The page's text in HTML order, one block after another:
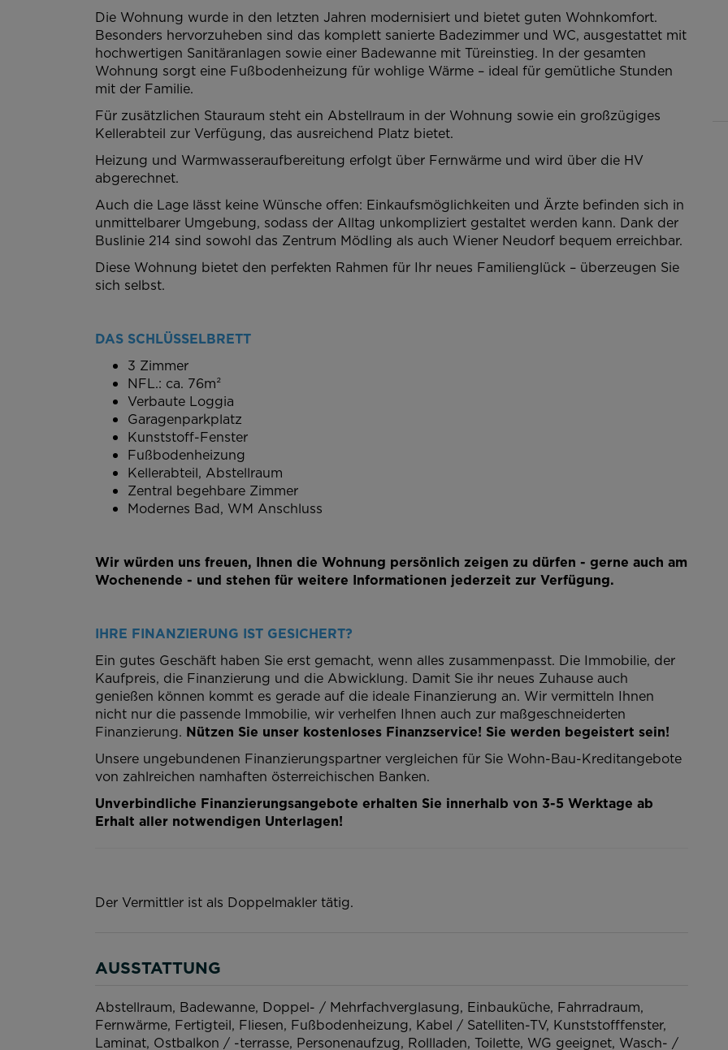
Die Wohnung wurde in den letzten Jahren modernisiert und bietet guten Wohnkomfort.
Besonders hervorzuheben sind das komplett sanierte Badezimmer und WC, ausgestattet mit
hochwertigen Sanitäranlagen sowie einer Badewanne mit Türeinstieg. In der gesamten
Wohnung sorgt eine Fußbodenheizung für wohlige Wärme – ideal für gemütliche Stunden
mit der Familie.
Für zusätzlichen Stauraum steht ein Abstellraum in der Wohnung sowie ein großzügiges
Kellerabteil zur Verfügung, das ausreichend Platz bietet.
Heizung und Warmwasseraufbereitung erfolgt über Fernwärme und wird über die HV
abgerechnet.
Auch die Lage lässt keine Wünsche offen: Einkaufsmöglichkeiten und Ärzte befinden sich in
unmittelbarer Umgebung, sodass der Alltag unkompliziert gestaltet werden kann. Dank der
Buslinie 214 sind sowohl das Zentrum Mödling als auch Wiener Neudorf bequem erreichbar.
Diese Wohnung bietet den perfekten Rahmen für Ihr neues Familienglück – überzeugen Sie
sich selbst.
DAS SCHLÜSSELBRETT
3 Zimmer
NFL.: ca. 76m²
Verbaute Loggia
Garagenparkplatz
Kunststoff-Fenster
Fußbodenheizung
Kellerabteil, Abstellraum
Zentral begehbare Zimmer
Modernes Bad, WM Anschluss
Wir würden uns freuen, Ihnen die Wohnung persönlich zeigen zu dürfen - gerne auch am
Wochenende - und stehen für weitere Informationen jederzeit zur Verfügung.
IHRE FINANZIERUNG IST GESICHERT?
Ein gutes Geschäft haben Sie erst gemacht, wenn alles zusammenpasst. Die Immobilie, der
Kaufpreis, die Finanzierung und die Abwicklung. Damit Sie ihr neues Zuhause auch
genießen können kommt es gerade auf die ideale Finanzierung an. Wir vermitteln Ihnen
nicht nur die passende Immobilie, wir verhelfen Ihnen auch zur maßgeschneiderten
Finanzierung. Nützen Sie unser kostenloses Finanzservice! Sie werden begeistert sein!
Unsere ungebundenen Finanzierungspartner vergleichen für Sie Wohn-Bau-Kreditangebote
von zahlreichen namhaften österreichischen Banken.
Unverbindliche Finanzierungsangebote erhalten Sie innerhalb von 3-5 Werktage ab
Erhalt aller notwendigen Unterlagen!
Der Vermittler ist als Doppelmakler tätig.
AUSSTATTUNG
Abstellraum Badewanne Doppel- / Mehrfachverglasung Einbauküche Fahrradraum
Fernwärme Fertigteil Fliesen Fußbodenheizung Kabel / Satelliten-TV Kunststofffenster
Laminat Ostbalkon / -terrasse Personenaufzug Rollladen Toilette WG geeignet Wasch- /